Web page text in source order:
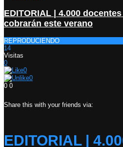
EDITORIAL | 4.000
cobrarán este verano
REPRODUCIENDO
14
Visitas
0
0
0
0 0
Share this with your friends via:
EDITORIAL |